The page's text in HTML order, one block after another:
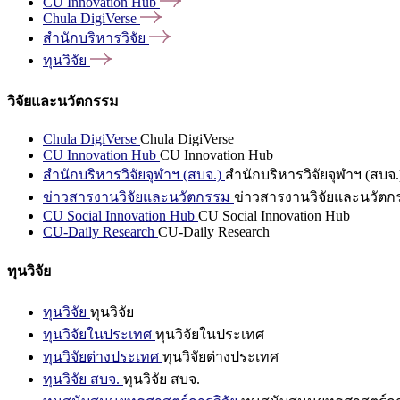
Chula DigiVerse
สำนักบริหารวิจัย
ทุนวิจัย
วิจัยและนวัตกรรม
Chula DigiVerse Chula DigiVerse
CU Innovation Hub CU Innovation Hub
สำนักบริหารวิจัยจุฬาฯ (สบจ.) สำนักบริหารวิจัยจุฬาฯ (สบจ
ข่าวสารงานวิจัยและนวัตกรรม ข่าวสารงานวิจัยและนวัตก
CU Social Innovation Hub CU Social Innovation Hub
CU-Daily Research CU-Daily Research
ทุนวิจัย
ทุนวิจัย ทุนวิจัย
ทุนวิจัยในประเทศ ทุนวิจัยในประเทศ
ทุนวิจัยต่างประเทศ ทุนวิจัยต่างประเทศ
ทุนวิจัย สบจ. ทุนวิจัย สบจ.